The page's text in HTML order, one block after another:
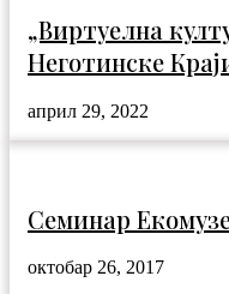
„Виртуелна
Неготинске
април 29, 2022
Семинар
октобар 26, 2017